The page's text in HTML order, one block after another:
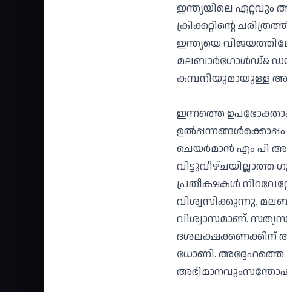
ഇന്ത്യയിലെ ഏറ്റവും
ക്രിക്കറ്റിന്റെ
ഇന്ത്യയെ
മലബാര്‍ഗോള്‍ഡ്&
കമ്പനിയുമായുള്ള
ഇന്നത്തെ
ചെയര്‍മാന്‍ എം പി
പ്രതീക്ഷകള്‍
വിശ്വസിക്കുന്നു.
വിശ്വാസമാണ്.
ദശലക്ഷക്കണക്കിന്
ധോണി.